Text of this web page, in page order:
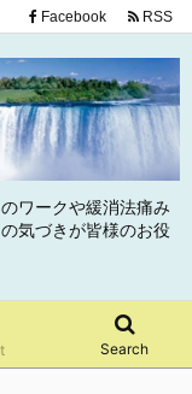
ワークや緩消法痛み
気づきが皆様のお役
Search
Facebook RSS